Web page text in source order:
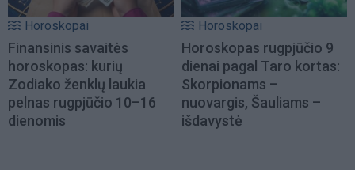
Horoskopai
Finansinis savaitės
horoskopas: kurių
Zodiako ženklų laukia
pelnas rugpjūčio 10–16
dienomis
Horoskopai
Horoskopas rugpjūčio 9
dienai pagal Taro kortas:
Skorpionams –
nuovargis, Šauliams –
išdavystė